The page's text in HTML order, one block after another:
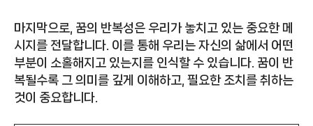
마지막으로, 꿈의 반복성은 우리가 놓치고 있는 중요한 메
시지를 전달합니다. 이를 통해 우리는 자신의 삶에서 어떤
부분이 소홀해지고 있는지를 인식할 수 있습니다. 꿈이 반
복될수록 그 의미를 깊게 이해하고, 필요한 조치를 취하는
것이 중요합니다.